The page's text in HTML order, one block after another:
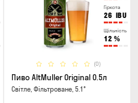
Гіркота
26 IBU
Щільність
12 %
(0)
Пиво AltMuller Original 0.5л
Світле, Фільтроване, 5.1°